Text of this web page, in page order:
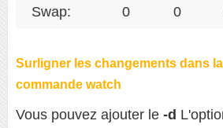
Swap:             0           0
Surligner les changements dans
commande watch
Vous pouvez ajouter le -d